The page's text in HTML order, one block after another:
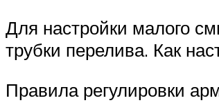
Для настройки малого
трубки перелива. Как
Правила регулировки